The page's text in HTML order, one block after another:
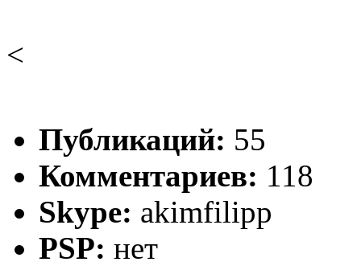
<
Публикаций: 55
Комментариев: 118
Skype: akimfilipp
PSP: нет